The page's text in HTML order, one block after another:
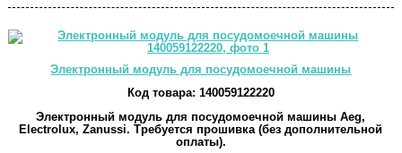
Электронный модуль для посудомоечной машины
Код товара: 140059122220
Электронный модуль для посудомоечной машины Aeg,
Electrolux, Zanussi. Требуется прошивка (без дополнительной
оплаты).